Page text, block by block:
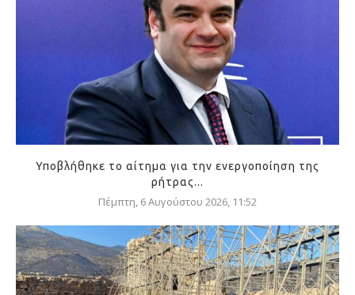
Υποβλήθηκε το αίτημα για την ενεργοποίηση της
ρήτρας...
Πέμπτη, 6 Αυγούστου 2026, 11:52